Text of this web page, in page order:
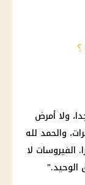
ولا أمرض
اللقاح 3 مرات، والحمد لله
الفيروسات لا
الوحيد."